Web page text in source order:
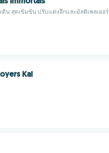
ดิน สุดเข้มข้น ปรับแต่งลึกและมัลติเพลเยอร์
Kai